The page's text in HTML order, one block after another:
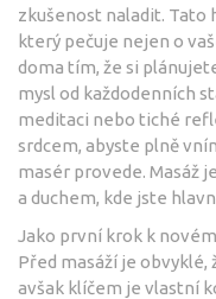
zkušenost naladit. Tato
který pečuje nejen o
doma tím, že si
mysl od každodenních
meditaci nebo tiché
srdcem, abyste plně
masér provede. Masáž
a duchem, kde jste
Jako první krok k
Před masáží je obvyklé,
avšak klíčem je vlastní